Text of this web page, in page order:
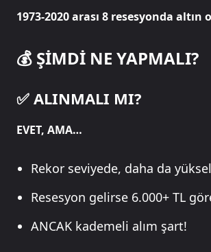
1973-2020 arası 8 resesyonda
💰 ŞİMDİ NE YAPMALI?
✅ ALINMALI MI?
EVET, AMA…
Rekor seviyede, daha da
Resesyon gelirse 6.000+ TL
ANCAK kademeli alım şart!